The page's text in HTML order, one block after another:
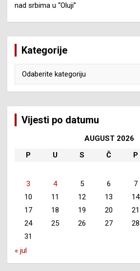
nad srbima u “Oluji”
Kategorije
Vijesti po datumu
AUGUST 2026
P
U S Č P
3
4 5 6 7
10
11 12 13 14
17
18 19 20 21
24
25 26 27 28
31
« jul